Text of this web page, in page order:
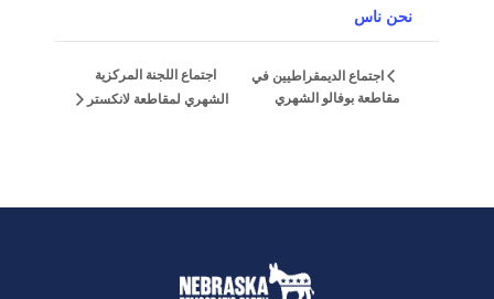
نحن ناس
اجتماع الديمقراطيين في
مقاطعة بوفالو الشهري
اجتماع اللجنة المركزية
الشهري لمقاطعة لانكستر